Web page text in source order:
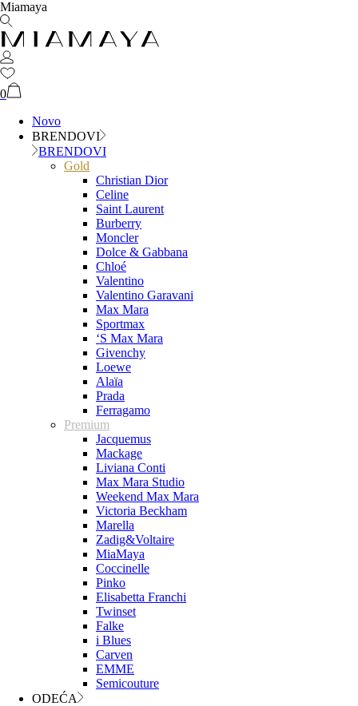
Miamaya
0
Novo
BRENDOVI
BRENDOVI
Gold
Christian Dior
Celine
Saint Laurent
Burberry
Moncler
Dolce & Gabbana
Chloé
Valentino
Valentino Garavani
Max Mara
Sportmax
‘S Max Mara
Givenchy
Loewe
Alaïa
Prada
Ferragamo
Premium
Jacquemus
Mackage
Liviana Conti
Max Mara Studio
Weekend Max Mara
Victoria Beckham
Marella
Zadig&Voltaire
MiaMaya
Coccinelle
Pinko
Elisabetta Franchi
Twinset
Falke
i Blues
Carven
EMME
Semicouture
ODEĆA